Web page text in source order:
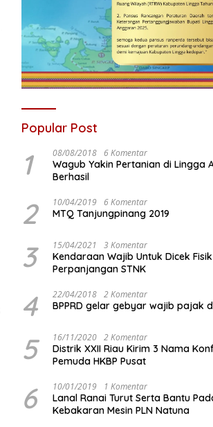
Popular Post
1 08/08/2018 6 Komentar
Wagub Yakin Pertanian di Lingga
Berhasil
2 10/04/2019 6 Komentar
MTQ Tanjungpinang 2019
3 15/04/2021 3 Komentar
Kendaraan Wajib Untuk Dicek
Perpanjangan STNK
4 22/04/2018 2 Komentar
BPPRD gelar gebyar wajib pajak
5 16/11/2020 2 Komentar
Distrik XXII Riau Kirim 3 Nama
Pemuda HKBP Pusat
6 10/01/2019 1 Komentar
Lanal Ranai Turut Serta Bantu
Kebakaran Mesin PLN Natuna